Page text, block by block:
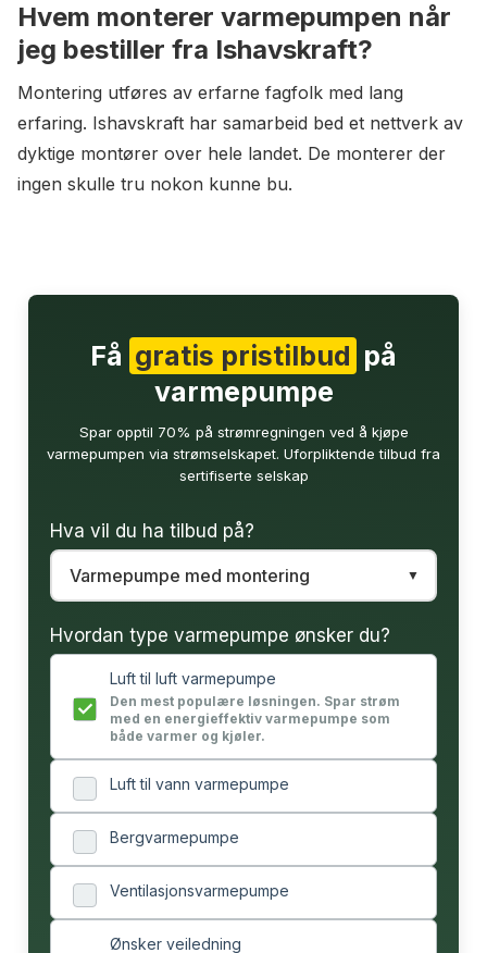
Hvem monterer varmepumpen når
jeg bestiller fra Ishavskraft?
Montering utføres av erfarne fagfolk med lang
erfaring. Ishavskraft har samarbeid bed et nettverk av
dyktige montører over hele landet. De monterer der
ingen skulle tru nokon kunne bu.
Få gratis pristilbud på
varmepumpe
Spar opptil 70% på strømregningen ved å kjøpe
varmepumpen via strømselskapet. Uforpliktende tilbud fra
sertifiserte selskap
Hva vil du ha tilbud på?
Hvordan type varmepumpe ønsker du?
Luft til luft varmepumpe
Den mest populære løsningen. Spar strøm
med en energieffektiv varmepumpe som
både varmer og kjøler.
Luft til vann varmepumpe
Bergvarmepumpe
Ventilasjonsvarmepumpe
Ønsker veiledning